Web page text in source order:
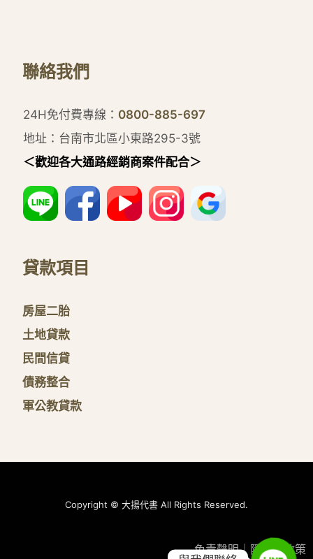
聯絡我們
24H免付費專線： 0800-885-697
地址：台南市北區小東路295-3號
＜歡迎各大通路經銷商案件配合＞
貸款項目
房屋二胎
土地貸款
民間信貸
債務整合
軍公教貸款
Copyright © 大揚代書 All Rights Reserved.
免責聲明｜ 隱私權政策